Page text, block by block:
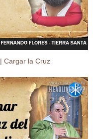
Cargar la Cruz